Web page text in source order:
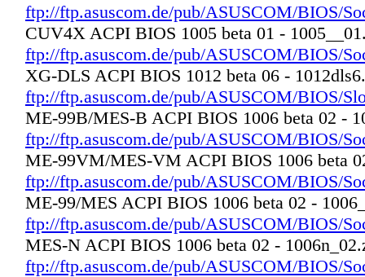
ftp://ftp.asuscom.de/pub/ASUSCOM/BIOS/
CUV4X ACPI BIOS 1005 beta 01 -
ftp://ftp.asuscom.de/pub/ASUSCOM/BIOS/
XG-DLS ACPI BIOS 1012 beta 06 -
ftp://ftp.asuscom.de/pub/ASUSCOM/BIOS/
ME-99B/MES-B ACPI BIOS 1006 beta 02 -
ftp://ftp.asuscom.de/pub/ASUSCOM/BIOS/
ME-99VM/MES-VM ACPI BIOS 1006 beta
ftp://ftp.asuscom.de/pub/ASUSCOM/BIOS/
ME-99/MES ACPI BIOS 1006 beta 02 -
ftp://ftp.asuscom.de/pub/ASUSCOM/BIOS/
MES-N ACPI BIOS 1006 beta 02 -
ftp://ftp.asuscom.de/pub/ASUSCOM/BIOS/